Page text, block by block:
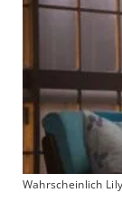
Wahrscheinlich